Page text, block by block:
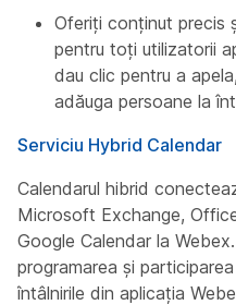
Oferiți conținut precis
pentru toți utilizatorii
dau clic pentru a
adăuga persoane la
Serviciu Hybrid Calendar
Calendarul hibrid
Microsoft Exchange,
Google Calendar la
programarea și
întâlnirile din aplicația